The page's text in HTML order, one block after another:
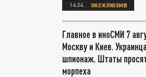
14:24 ЭКСКЛЮЗИВ
Главное в иноСМИ 7
Москву и Киев.
шпионаж. Штаты
морпеха